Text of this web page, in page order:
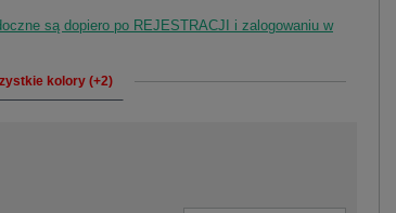
są dopiero po REJESTRACJI i zalogowaniu w
kolory (+2)